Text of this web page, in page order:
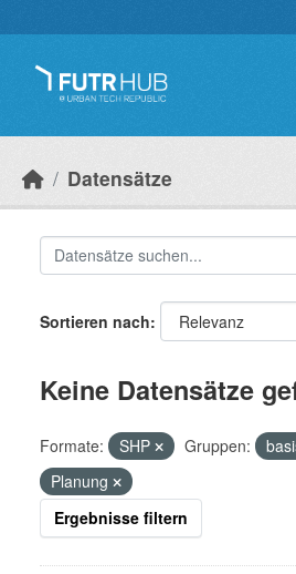
Datensätze
Sortieren nach
Keine Datensätze
Formate: SHP Gruppen:
Planung
Ergebnisse filtern